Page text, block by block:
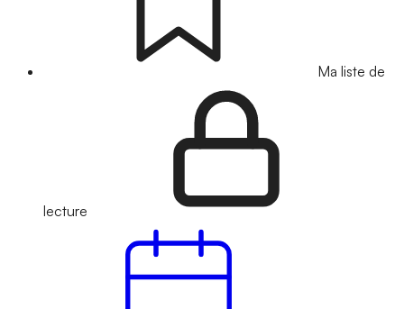
Ma liste de
lecture